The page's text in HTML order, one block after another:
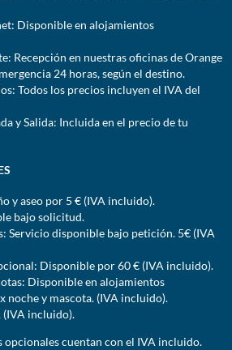
Disponible en alojamientos
Recepción en nuestras oficinas de Orange
24 horas, según el destino.
Todos los precios incluyen el IVA del
y Salida: Incluida en el precio de tu
y aseo por 5 € (IVA incluido).
bajo solicitud.
Servicio disponible bajo petición. 5€ (IVA
Disponible por 60 € (IVA incluido).
Disponible en alojamientos
noche y mascota. (IVA incluido).
(IVA incluido).
opcionales cuentan con el IVA incluido.